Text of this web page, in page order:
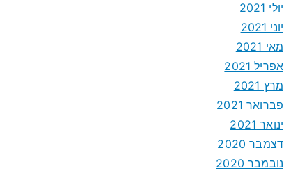
יולי 2021
יוני 2021
מאי 2021
אפריל 2021
מרץ 2021
פברואר 2021
ינואר 2021
דצמבר 2020
נובמבר 2020